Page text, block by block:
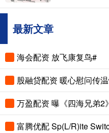
最新文章
海会配资 放飞康复鸟#
富腾优配 Sp(L/R)ite